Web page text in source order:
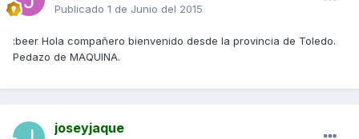
Publicado 1 de Junio del 2015
:beer Hola compañero bienvenido desde la provincia de Toledo.
Pedazo de MAQUINA.
joseyjaque